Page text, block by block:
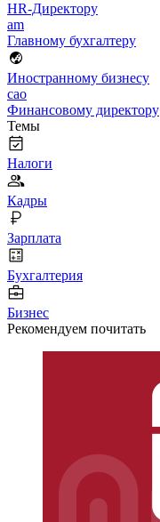
HR-Директору
am
Главному бухгалтеру
Иностранному бизнесу
cao
Финансовому директору
Темы
Налоги
Кадры
Зарплата
Бухгалтерия
Бизнес
Рекомендуем почитать